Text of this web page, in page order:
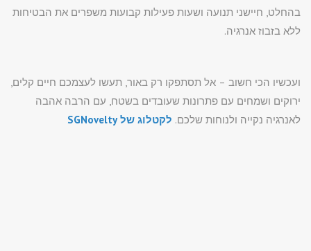
בהחלט, חיישני תנועה ושעות פעילות קבועות משפרים את הבטיחות
ללא בזבוז אנרגיה.
ועכשיו הכי חשוב – אל תסתפקו רק באור, תעשו לעצמכם חיים קלים,
ירוקים ושמחים עם פתרונות שעובדים בשטח, עם הרבה אהבה
לאנרגיה נקייה ולנוחות שלכם. לקטלוג שלSGNovelty